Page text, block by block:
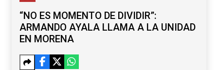
“NO ES MOMENTO DE DIVIDIR”:
ARMANDO AYALA LLAMA A LA UNIDAD
EN MORENA